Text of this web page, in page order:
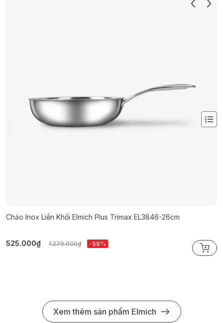
Chảo Inox Liền Khối Elmich Plus Trimax EL3846-26cm
525.000₫ 1.279.000₫ -59%
Xem thêm sản phẩm Elmich